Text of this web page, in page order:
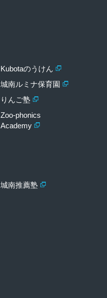
Kubotaのうけん
城南ルミナ保育園
りんご塾
Zoo-phonics
Academy
城南推薦塾